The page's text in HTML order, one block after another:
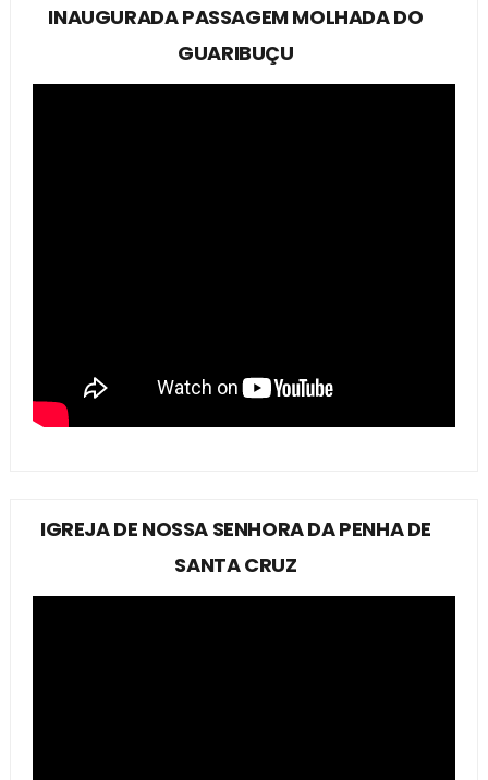
INAUGURADA PASSAGEM MOLHADA DO
GUARIBUÇU
IGREJA DE NOSSA SENHORA DA PENHA DE
SANTA CRUZ